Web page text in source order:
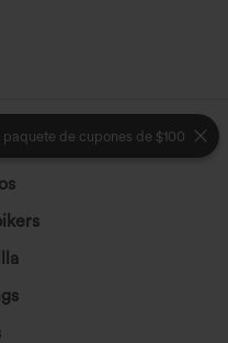
paquete de cupones de $100